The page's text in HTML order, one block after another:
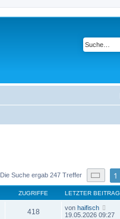
Die Suche ergab 247 Treffer Seite1
ZUGRIFFE LETZTER BEITRAG
418 von haifisch
19.05.2026 09:27